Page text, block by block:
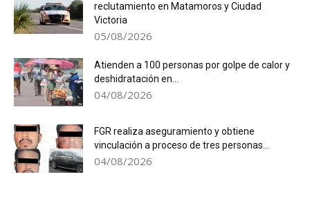
reclutamiento en Matamoros y Ciudad
Victoria
05/08/2026
Atienden a 100 personas por golpe de calor y
deshidratación en...
04/08/2026
FGR realiza aseguramiento y obtiene
vinculación a proceso de tres personas...
04/08/2026